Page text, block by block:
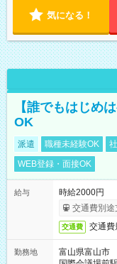
気になる！
【誰でもはじめ
OK
派遣 職種未経験OK
WEB登録・面接OK
給与
時給2000円
交通費別途
交通費 交通費
勤務地
富山県富山市